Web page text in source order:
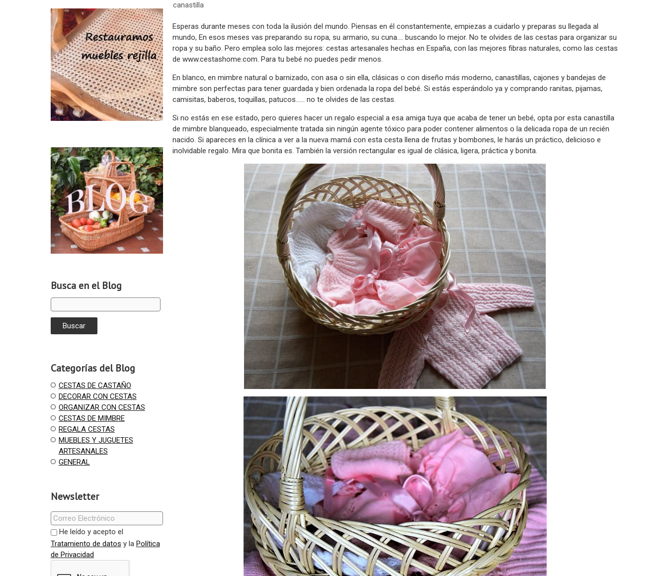
Busca en el Blog
Categorías del Blog
CESTAS DE CASTAÑO
DECORAR CON CESTAS
ORGANIZAR CON CESTAS
CESTAS DE MIMBRE
REGALA CESTAS
MUEBLES Y JUGUETES
ARTESANALES
GENERAL
Newsletter
He leído y acepto el
Tratamiento de datos y la Política
de Privacidad
canastilla
Esperas durante meses con toda la ilusión del mundo. Piensas en él constantemente, empiezas a cuidarlo y preparas su llegada al
mundo, En esos meses vas preparando su ropa, su armario, su cuna.... buscando lo mejor. No te olvides de las cestas para organizar su
ropa y su baño. Pero emplea solo las mejores: cestas artesanales hechas en España, con las mejores fibras naturales, como las cestas
de www.cestashome.com. Para tu bebé no puedes pedir menos.
En blanco, en mimbre natural o barnizado, con asa o sin ella, clásicas o con diseño más moderno, canastillas, cajones y bandejas de
mimbre son perfectas para tener guardada y bien ordenada la ropa del bebé. Si estás esperándolo ya y comprando ranitas, pijamas,
camisitas, baberos, toquillas, patucos...... no te olvides de las cestas.
Si no estás en ese estado, pero quieres hacer un regalo especial a esa amiga tuya que acaba de tener un bebé, opta por esta canastilla
de mimbre blanqueado, especialmente tratada sin ningún agente tóxico para poder contener alimentos o la delicada ropa de un recién
nacido. Si apareces en la clínica a ver a la nueva mamá con esta cesta llena de frutas y bombones, le harás un práctico, delicioso e
inolvidable regalo. Mira que bonita es. También la versión rectangular es igual de clásica, ligera, práctica y bonita.